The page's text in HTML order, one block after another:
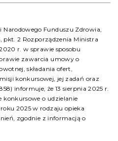
Narodowego Funduszu Zdrowia,
pkt. 2 Rozporządzenia Ministra
r. w sprawie sposobu
zawarcia umowy o
składania ofert,
konkursowej, jej zadań oraz
informuje, że 13 sierpnia 2025 r.
konkursowe o udzielanie
2025 w rodzaju opieka
zgodnie z informacją o